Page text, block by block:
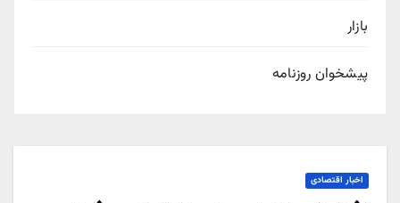
بازار
پیشخوان روزنامه
اخبار اقتصادی